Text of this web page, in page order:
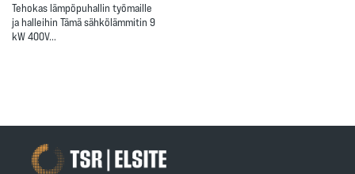
Tehokas lämpöpuhallin työmaille
ja halleihin Tämä sähkölämmitin 9
kW 400V…